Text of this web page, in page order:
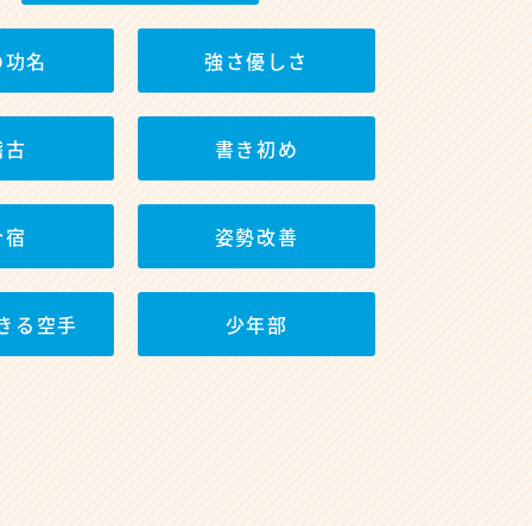
名 強さ優しさ
書き初め
姿勢改善
る空手 少年部